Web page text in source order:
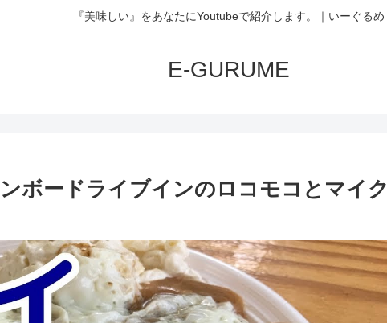
『美味しい』をあなたにYoutubeで紹介します。｜いーぐるめ
E-GURUME
ボードライブインのロコモコとマイク